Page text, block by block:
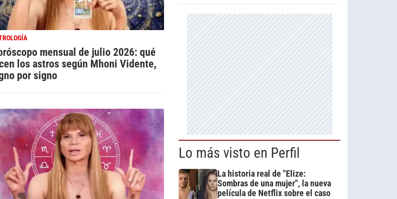
mensual de julio 2026: qué
los astros según Mhoni Vidente,
por signo
Lo más visto en Perfil
La historia real de "Elize:
Sombras de una mujer", la nueva
película de Netflix sobre el caso